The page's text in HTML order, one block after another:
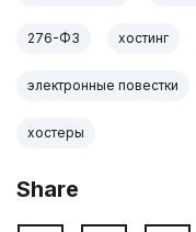
276-ФЗ хостинг
электронные повестки
хостеры
Share